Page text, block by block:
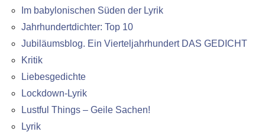
Im babylonischen Süden der Lyrik
Jahrhundertdichter: Top 10
Jubiläumsblog. Ein Vierteljahrhundert DAS GEDICHT
Kritik
Liebesgedichte
Lockdown-Lyrik
Lustful Things – Geile Sachen!
Lyrik